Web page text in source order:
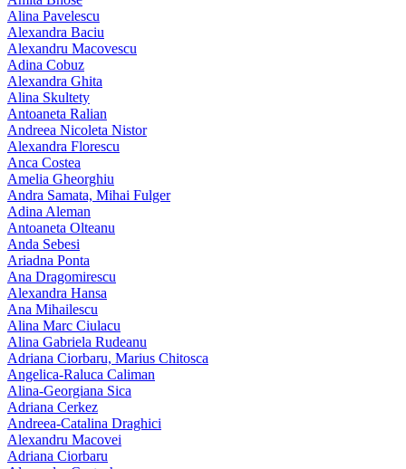
Alina Pavelescu
Alexandra Baciu
Alexandru Macovescu
Adina Cobuz
Alexandra Ghita
Alina Skultety
Antoaneta Ralian
Andreea Nicoleta Nistor
Alexandra Florescu
Anca Costea
Amelia Gheorghiu
Andra Samata, Mihai Fulger
Adina Aleman
Antoaneta Olteanu
Anda Sebesi
Ariadna Ponta
Ana Dragomirescu
Alexandra Hansa
Ana Mihailescu
Alina Marc Ciulacu
Alina Gabriela Rudeanu
Adriana Ciorbaru, Marius Chitosca
Angelica-Raluca Caliman
Alina-Georgiana Sica
Adriana Cerkez
Andreea-Catalina Draghici
Alexandru Macovei
Adriana Ciorbaru